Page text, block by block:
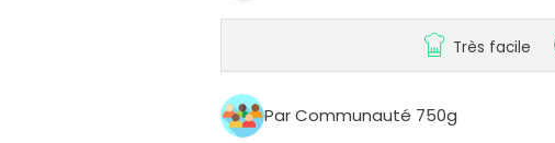
Très facile
Par Communauté 750g